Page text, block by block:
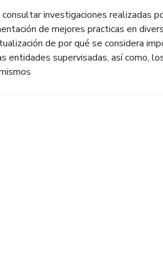
investigaciones realizadas
de mejores practicas en
de por qué se considera
entidades supervisadas, así como,